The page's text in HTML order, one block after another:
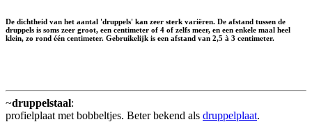
De dichtheid van het aantal 'druppels' kan zeer sterk variëren. De afstand tussen de
druppels is soms zeer groot, een centimeter of 4 of zelfs meer, en een enkele maal heel
klein, zo rond één centimeter. Gebruikelijk is een afstand van 2,5 à 3 centimeter.
~druppelstaal:
profielplaat met bobbeltjes. Beter bekend als druppelplaat.